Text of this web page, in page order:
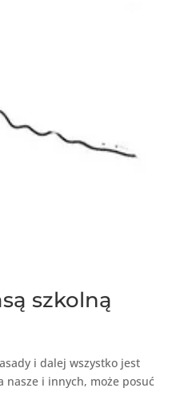
szkolną
i dalej wszystko jest
nasze i innych, może posuć